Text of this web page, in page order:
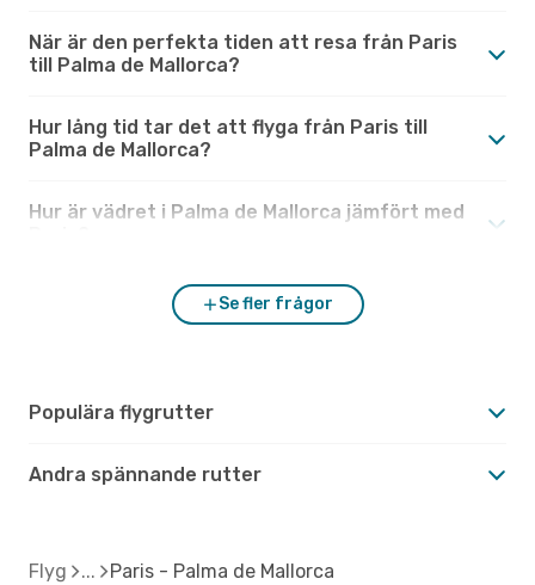
När är den perfekta tiden att resa från Paris
till Palma de Mallorca?
Hur lång tid tar det att flyga från Paris till
Palma de Mallorca?
Hur är vädret i Palma de Mallorca jämfört med
Se fler frågor
Populära flygrutter
Andra spännande rutter
Flyg Paris - Palma de Mallorca